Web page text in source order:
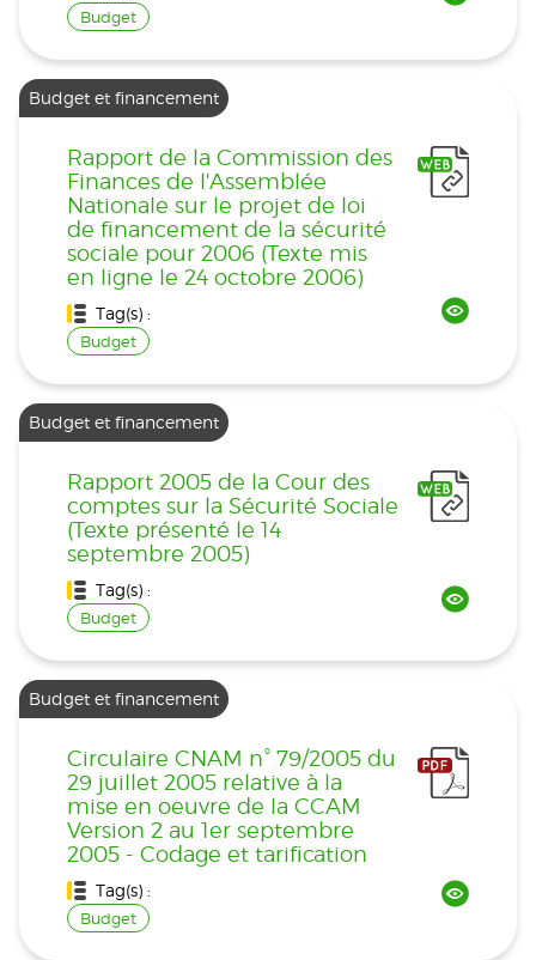
Budget
Budget et financement
Rapport de la Commission des
Finances de l'Assemblée
Nationale sur le projet de loi
de financement de la sécurité
sociale pour 2006 (Texte mis
en ligne le 24 octobre 2006)
Tag(s) :
Budget
Budget et financement
Rapport 2005 de la Cour des
comptes sur la Sécurité Sociale
(Texte présenté le 14
septembre 2005)
Tag(s) :
Budget
Budget et financement
Circulaire CNAM n° 79/2005 du
29 juillet 2005 relative à la
mise en oeuvre de la CCAM
Version 2 au 1er septembre
2005 - Codage et tarification
Tag(s) :
Budget